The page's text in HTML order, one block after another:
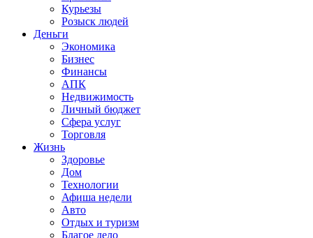
Курьезы
Розыск людей
Деньги
Экономика
Бизнес
Финансы
АПК
Недвижимость
Личный бюджет
Сфера услуг
Торговля
Жизнь
Здоровье
Дом
Технологии
Афиша недели
Авто
Отдых и туризм
Благое дело